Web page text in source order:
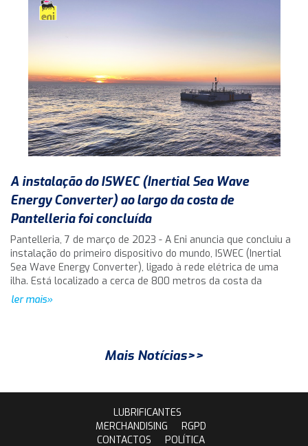
A instalação do ISWEC (Inertial Sea Wave
Energy Converter) ao largo da costa de
Pantelleria foi concluída
Pantelleria, 7 de março de 2023 - A Eni anuncia que concluiu a
instalação do primeiro dispositivo do mundo, ISWEC (Inertial
Sea Wave Energy Converter), ligado à rede elétrica de uma
ilha. Está localizado a cerca de 800 metros da costa da
ler mais»
Mais Notícias>>
LUBRIFICANTES
MERCHANDISING
RGPD
CONTACTOS
POLÍTICA